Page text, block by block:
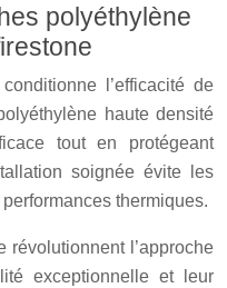
polyéthylène
l’efficacité de
haute densité
tout en protégeant
soignée évite les
thermiques.
révolutionnent l’approche
exceptionnelle et leur